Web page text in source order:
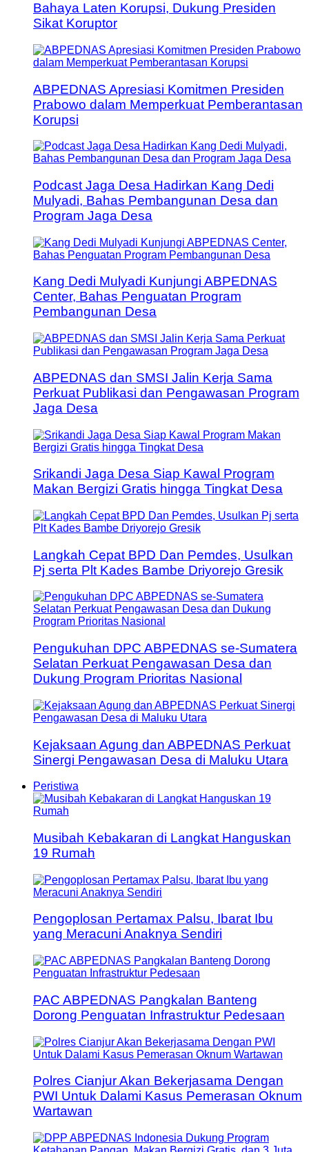
Bahaya Laten Korupsi, Dukung Presiden
Sikat Koruptor
ABPEDNAS Apresiasi Komitmen Presiden
Prabowo dalam Memperkuat Pemberantasan
Korupsi
Podcast Jaga Desa Hadirkan Kang Dedi
Mulyadi, Bahas Pembangunan Desa dan
Program Jaga Desa
Kang Dedi Mulyadi Kunjungi ABPEDNAS
Center, Bahas Penguatan Program
Pembangunan Desa
ABPEDNAS dan SMSI Jalin Kerja Sama
Perkuat Publikasi dan Pengawasan Program
Jaga Desa
Srikandi Jaga Desa Siap Kawal Program
Makan Bergizi Gratis hingga Tingkat Desa
Langkah Cepat BPD Dan Pemdes, Usulkan
Pj serta Plt Kades Bambe Driyorejo Gresik
Pengukuhan DPC ABPEDNAS se-Sumatera
Selatan Perkuat Pengawasan Desa dan
Dukung Program Prioritas Nasional
Kejaksaan Agung dan ABPEDNAS Perkuat
Sinergi Pengawasan Desa di Maluku Utara
Peristiwa
Musibah Kebakaran di Langkat Hanguskan
19 Rumah
Pengoplosan Pertamax Palsu, Ibarat Ibu
yang Meracuni Anaknya Sendiri
PAC ABPEDNAS Pangkalan Banteng
Dorong Penguatan Infrastruktur Pedesaan
Polres Cianjur Akan Bekerjasama Dengan
PWI Untuk Dalami Kasus Pemerasan Oknum
Wartawan